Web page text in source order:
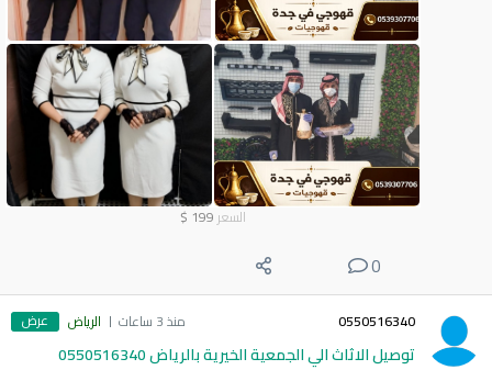
السعر 199
$
0
0550516340 منذ 3 ساعات الرياض عرض
توصيل الاثاث الي الجمعية الخيرية بالرياض 0550516340